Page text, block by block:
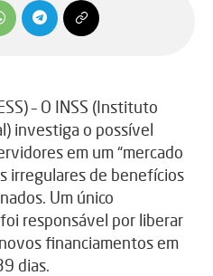
– O INSS (Instituto
investiga o possível
em um “mercado
irregulares de benefícios
Um único
responsável por liberar
financiamentos em
dias.